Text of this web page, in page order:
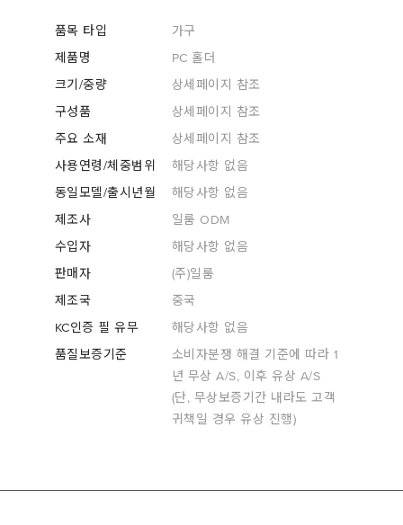
품목 타입
가구
제품명
PC 홀더
크기/중량
상세페이지 참조
구성품
상세페이지 참조
주요 소재
상세페이지 참조
사용연령/체중범위
해당사항 없음
동일모델/출시년월
해당사항 없음
제조사
일룸 ODM
수입자
해당사항 없음
판매자
(주)일룸
제조국
중국
KC인증 필 유무
해당사항 없음
품질보증기준
소비자분쟁 해결 기준에 따라 1
년 무상 A/S, 이후 유상 A/S
(단, 무상보증기간 내라도 고객
귀책일 경우 유상 진행)